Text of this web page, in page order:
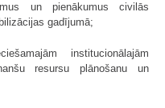
un pienākumus civilās
gadījumā;
institucionālajām
resursu plānošanu un